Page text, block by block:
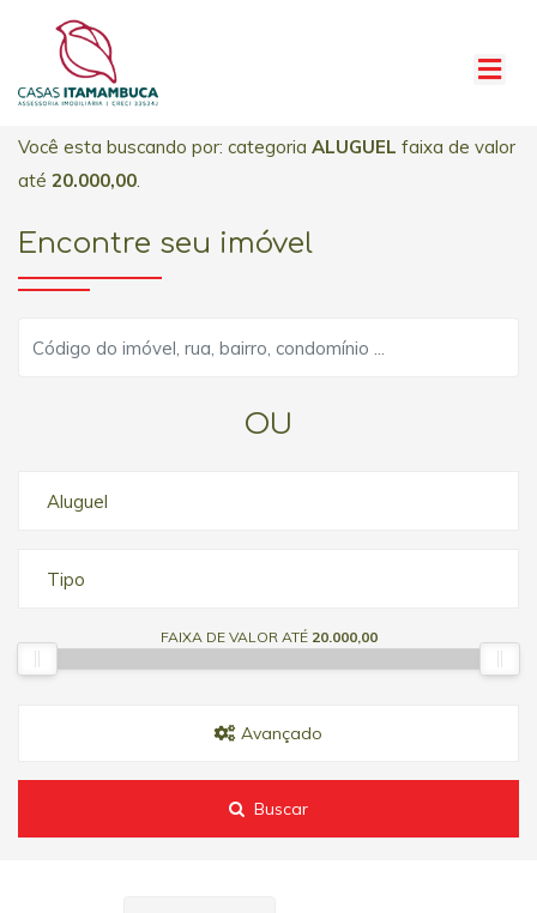
Você esta buscando por: categoria ALUGUEL faixa de valor
até 20.000,00
Encontre seu imóvel
OU
Aluguel
Tipo
FAIXA DE VALOR ATÉ 20.000,00
Avançado
Buscar